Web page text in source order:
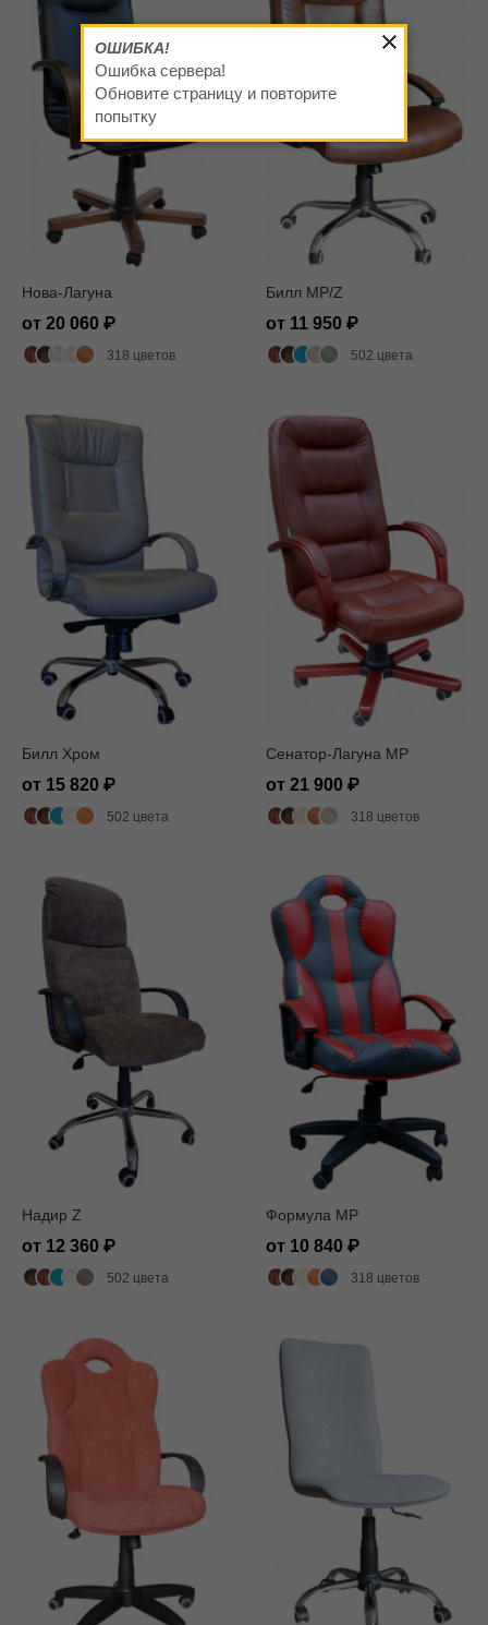
Нова-Лагуна
от 20 060
318 цветов
Билл MP/Z
от 11 950
502 цвета
Билл Хром
от 15 820
502 цвета
Сенатор-Лагуна MP
от 21 900
318 цветов
Надир Z
от 12 360
502 цвета
Формула MP
от 10 840
318 цветов
ОШИБКА!
Ошибка сервера!
Обновите страницу и повторите
попытку